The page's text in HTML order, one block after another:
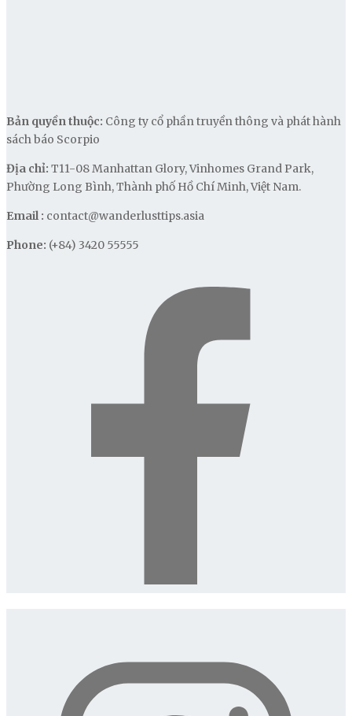
Bản quyền thuộc: Công ty cổ phần truyền thông và phát hành
sách báo Scorpio
Địa chỉ: T11-08 Manhattan Glory, Vinhomes Grand Park,
Phường Long Bình, Thành phố Hồ Chí Minh, Việt Nam.
Email : contact@wanderlusttips.asia
Phone: (+84) 3420 55555